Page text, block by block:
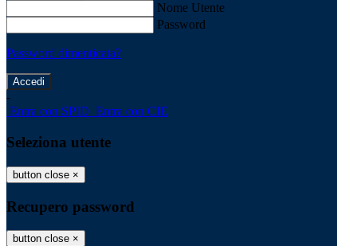
Nome Utente
Password
Password dimenticata?
-
Entra con SPID Entra con CIE
Seleziona utente
button close ×
Recupero password
button close ×